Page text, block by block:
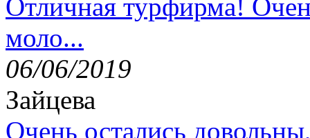
Отличная турфирма!
моло...
06/06/2019
Зайцева
Очень остались